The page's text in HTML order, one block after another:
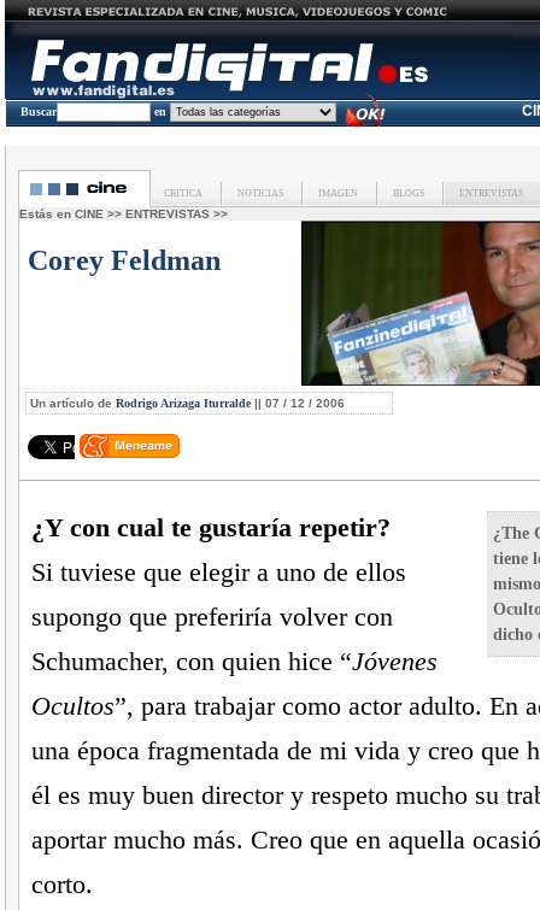
Buscar en
CRITICA NOTICIAS IMAGEN BLOGS ENTREVISTAS
Estás en CINE >> ENTREVISTAS >>
Corey Feldman
Un artículo de Rodrigo Arizaga Iturralde|| 07 / 12 / 2006
¿The
tiene
dicho
¿Y con cual te gustaría repetir?
Si tuviese que elegir a uno de ellos
supongo que preferiría volver con
Schumacher, con quien hice “Jóvenes
Ocultos”, para trabajar como actor adulto. En
una época fragmentada de mi vida y creo que
él es muy buen director y respeto mucho su
aportar mucho más. Creo que en aquella
corto.